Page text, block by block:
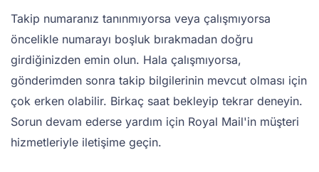
Takip numaranız tanınmıyorsa veya çalışmıyorsa
öncelikle numarayı boşluk bırakmadan doğru
girdiğinizden emin olun. Hala çalışmıyorsa,
gönderimden sonra takip bilgilerinin mevcut olması için
çok erken olabilir. Birkaç saat bekleyip tekrar deneyin.
Sorun devam ederse yardım için Royal Mail'in müşteri
hizmetleriyle iletişime geçin.